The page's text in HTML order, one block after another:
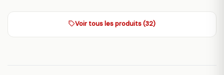
Voir tous les produits (32)